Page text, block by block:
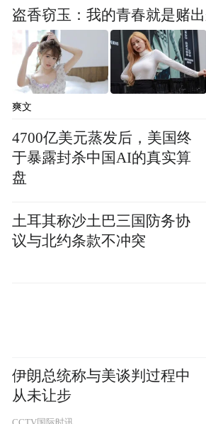
件“试探北约的决心”，但分
约与俄罗斯直接爆发全面战
有限，原因在于一旦失控
昂，相较于“开打”，未来更
境摩擦以及随之而来的制裁
来几周，北约的表态与军力
势走向的关键。
国将无人机事件渲染为“俄罗
心准备的挑衅行为”，同时
联合军演，或是为了将北约
布，本平台仅提供信息存储空间服务
Notice: The content above
pictures and audios if any) is
by the user of Dafeng Hao,
盗香窃玉：我的青春就是赌
爽文
4700亿美元蒸发后，美国终
于暴露封杀中国AI的真实算
盘
土耳其称沙土巴三国防务协
议与北约条款不冲突
伊朗总统称与美谈判过程中
从未让步